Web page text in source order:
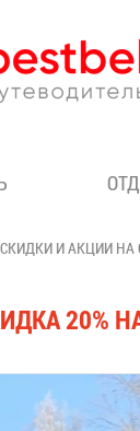
СКИДКИ И АКЦИИ НА
20%